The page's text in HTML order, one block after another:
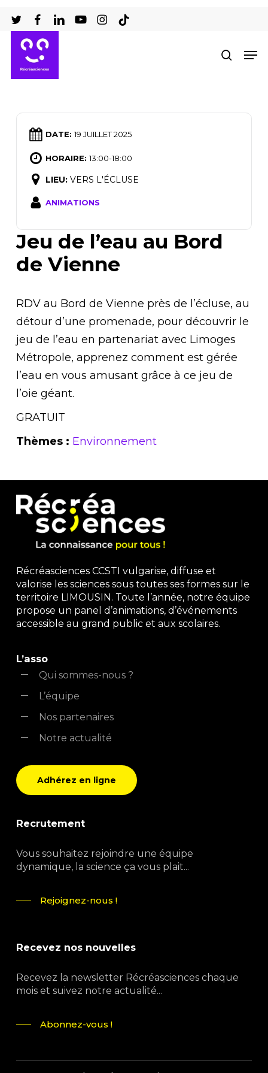
au
contenu
principal
DATE:19 JUILLET 2025
HORAIRE:13:00-18:00
LIEU: VERS L'ÉCLUSE
ANIMATIONS
Jeu de l’eau au Bord
de Vienne
RDV au Bord de Vienne près de l’écluse, au
détour d’une promenade, pour découvrir le
jeu de l’eau en partenariat avec Limoges
Métropole, apprenez comment est gérée
l’eau en vous amusant grâce à ce jeu de
l’oie géant.
GRATUIT
Thèmes : Environnement
Récréasciences CCSTI vulgarise, diffuse et
valorise les sciences sous toutes ses formes sur le
territoire LIMOUSIN. Toute l’année, notre équipe
propose un panel d’animations, d’événements
accessible au grand public et aux scolaires.
L’asso
Qui sommes-nous ?
L’équipe
Nos partenaires
Notre actualité
Adhérez en ligne
Recrutement
Vous souhaitez rejoindre une équipe
dynamique, la science ça vous plait...
Rejoignez-nous !
Recevez nos nouvelles
Recevez la newsletter Récréasciences chaque
mois et suivez notre actualité...
Abonnez-vous !
le